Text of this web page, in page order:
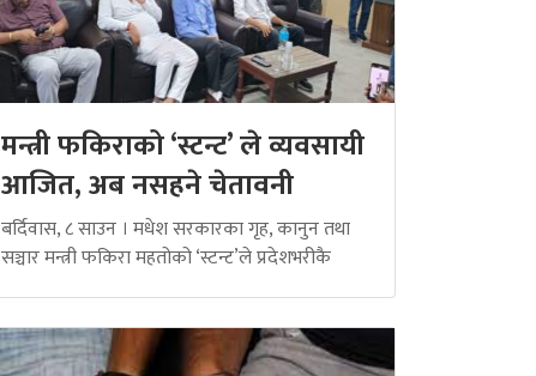
मन्त्री फकिराको ‘स्टन्ट’ ले व्यवसायी
आजित, अब नसहने चेतावनी
बर्दिवास, ८ साउन । मधेश सरकारका गृह, कानुन तथा
सञ्चार मन्त्री फकिरा महतोको ‘स्टन्ट’ले प्रदेशभरीकै